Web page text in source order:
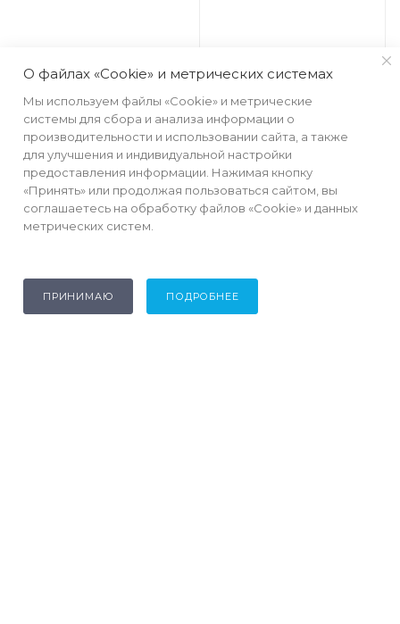
О БРЕНДЕ
8-800-700-4-700
О файлах «Cookie» и метрических системах
Мы используем файлы «Cookie» и метрические
системы для сбора и анализа информации о
производительности и использовании сайта, а также
для улучшения и индивидуальной настройки
предоставления информации. Нажимая кнопку
«Принять» или продолжая пользоваться сайтом, вы
соглашаетесь на обработку файлов «Cookie» и данных
метрических систем.
ПРИНИМАЮ ПОДРОБНЕЕ